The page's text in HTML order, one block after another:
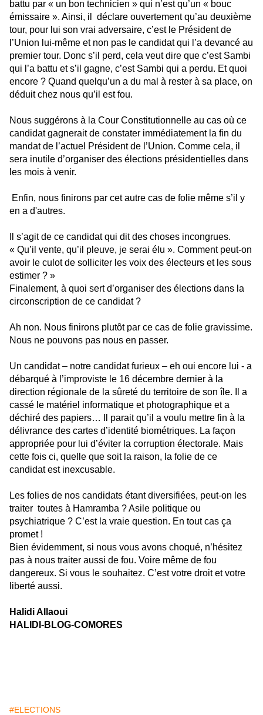
battu par « un bon technicien » qui n’est qu’un « bouc
émissaire ». Ainsi, il
déclare ouvertement qu’au deuxième
tour, pour lui son vrai adversaire, c’est le Président de
l’Union lui-même et non pas le candidat qui l’a devancé au
premier tour. Donc s’il perd, cela veut dire que c’est Sambi
qui l’a battu et s’il gagne, c’est Sambi qui a perdu. Et quoi
encore ? Quand quelqu’un a du mal à rester à sa place, on
déduit chez nous qu’il est fou.
Nous suggérons à la Cour Constitutionnelle au cas où ce
candidat gagnerait de constater immédiatement la fin du
mandat de l’actuel Président de l’Union. Comme cela, il
sera inutile d’organiser des élections présidentielles dans
les mois à venir.
Enfin, nous finirons par cet autre cas de folie même s’il y
en a d'autres.
Il s’agit de ce candidat qui dit des choses incongrues.
« Qu’il vente, qu’il pleuve, je serai élu ». Comment peut-on
avoir le culot de solliciter les voix des électeurs et les sous
estimer ? »
Finalement, à quoi sert d’organiser des élections dans la
circonscription de ce candidat ?
Ah non. Nous finirons plutôt par ce cas de folie gravissime.
Nous ne pouvons pas nous en passer.
Un candidat – notre candidat furieux – eh oui encore lui - a
débarqué à l’improviste le 16 décembre dernier à la
direction régionale de la sûreté du territoire de son île. Il a
cassé le matériel informatique et photographique et a
déchiré des papiers… Il parait qu’il a voulu mettre fin à la
délivrance des cartes d’identité biométriques. La façon
appropriée pour lui d’éviter la corruption électorale. Mais
cette fois ci, quelle que soit la raison, la folie de ce
candidat est inexcusable.
Les folies de nos candidats étant diversifiées, peut-on les
traiter toutes à Hamramba ? Asile politique ou
psychiatrique ? C’est la vraie question. En tout cas ça
promet !
Bien évidemment, si nous vous avons choqué, n’hésitez
pas à nous traiter aussi de fou. Voire même de fou
dangereux. Si vous le souhaitez. C’est votre droit et votre
liberté aussi.
Halidi Allaoui
HALIDI-BLOG-COMORES
#ELECTIONS